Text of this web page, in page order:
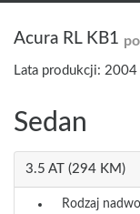
Acura RL KB1
Lata produkcji:
Sedan
3.5 AT (294 KM)
Rodzaj